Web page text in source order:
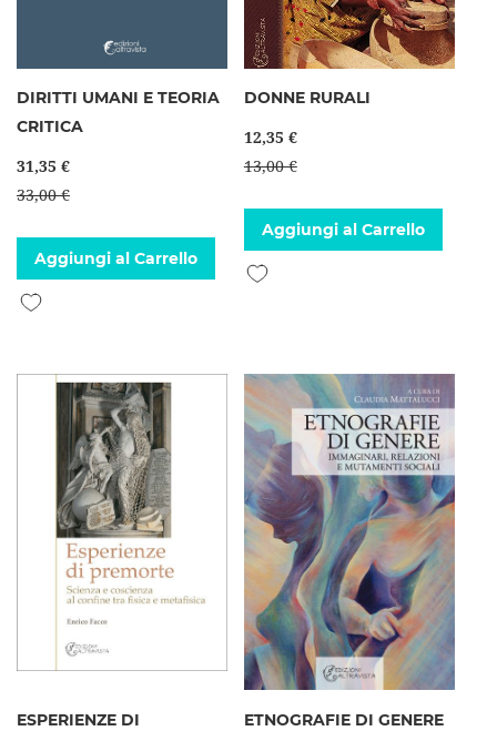
DIRITTI UMANI E TEORIA
CRITICA
31,35 €
33,00 €
Aggiungi al Carrello
Aggiungi alla lista desideri
DONNE RURALI
12,35 €
13,00 €
Aggiungi al Carrello
Aggiungi alla lista desideri
ESPERIENZE DI
ETNOGRAFIE DI GENERE